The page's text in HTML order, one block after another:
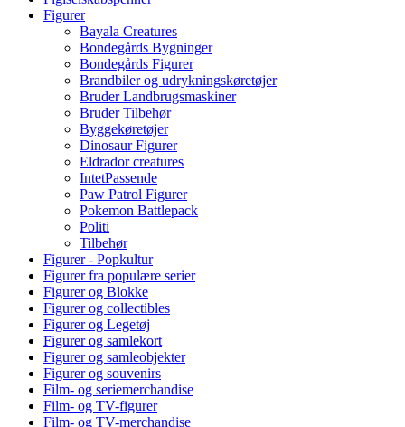
Figurer
Bayala Creatures
Bondegårds Bygninger
Bondegårds Figurer
Brandbiler og udrykningskøretøjer
Bruder Landbrugsmaskiner
Bruder Tilbehør
Byggekøretøjer
Dinosaur Figurer
Eldrador creatures
IntetPassende
Paw Patrol Figurer
Pokemon Battlepack
Politi
Tilbehør
Figurer - Popkultur
Figurer fra populære serier
Figurer og Blokke
Figurer og collectibles
Figurer og Legetøj
Figurer og samlekort
Figurer og samleobjekter
Figurer og souvenirs
Film- og seriemerchandise
Film- og TV-figurer
Film- og TV-merchandise